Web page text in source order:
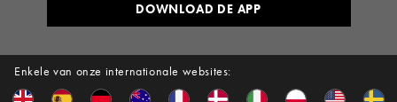
Enkele van onze internationale websites:
DOWNLOAD DE APP